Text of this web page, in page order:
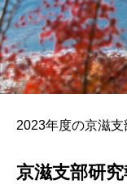
2023年度の京滋支
京滋支部研